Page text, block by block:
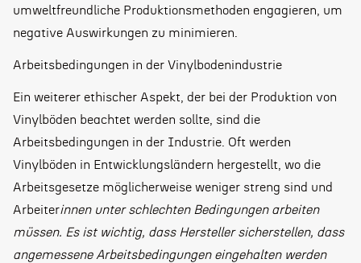
umweltfreundliche Produktionsmethoden engagieren, um
negative Auswirkungen zu minimieren.
Arbeitsbedingungen in der Vinylbodenindustrie
Ein weiterer ethischer Aspekt, der bei der Produktion von
Vinylböden beachtet werden sollte, sind die
Arbeitsbedingungen in der Industrie. Oft werden
Vinylböden in Entwicklungsländern hergestellt, wo die
Arbeitsgesetze möglicherweise weniger streng sind und
Arbeiterinnen unter schlechten Bedingungen arbeiten
müssen. Es ist wichtig, dass Hersteller sicherstellen, dass
angemessene Arbeitsbedingungen eingehalten werden